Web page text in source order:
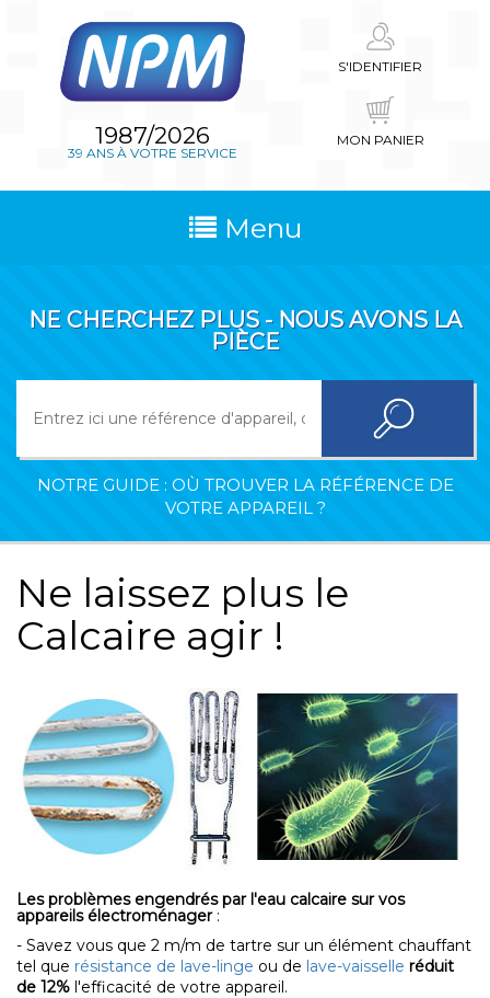
1987/2026
39 ANS À VOTRE SERVICE
S'IDENTIFIER
MON PANIER
Menu
NE CHERCHEZ PLUS - NOUS AVONS LA
PIÈCE
NOTRE GUIDE : OÙ TROUVER LA RÉFÉRENCE DE
VOTRE APPAREIL ?
Ne laissez plus le
Calcaire agir !
Les problèmes engendrés par l'eau calcaire sur vos
appareils électroménager:
- Savez vous que 2 m/m de tartre sur un élément chauffant
tel que résistance de lave-linge ou de lave-vaisselle réduit
de 12% l'efficacité de votre appareil.